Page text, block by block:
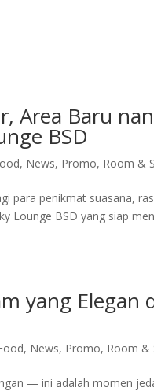
Area Baru
BSD
, News, Promo, Room &
para penikmat suasana,
Lounge BSD yang siap
yang Elegan
, News, Promo, Room &
— ini adalah momen